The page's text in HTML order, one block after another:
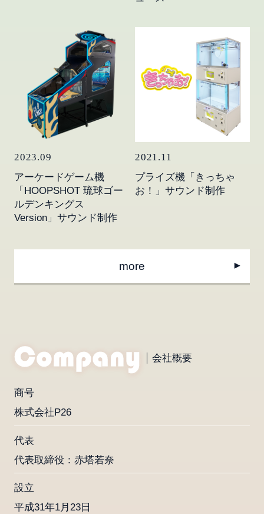
2023.09
アーケードゲーム機
「HOOPSHOT 琉球ゴー
ルデンキングス
Version」サウンド制作
2021.11
プライズ機「きっちゃ
お！」サウンド制作
more
会社概要
商号
株式会社P26
代表
代表取締役：赤塔若奈
設立
平成31年1月23日